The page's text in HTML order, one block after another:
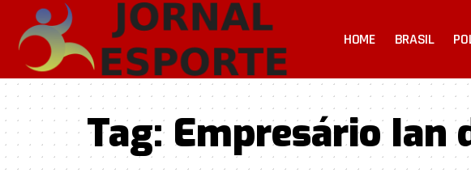
HOME BRASIL
Tag: Empresário Ian